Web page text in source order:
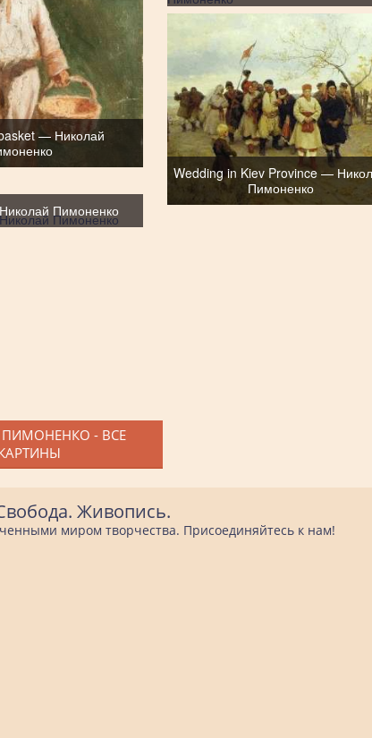
— Николай
Wedding in Kiev Province —
Пимоненко
Пимоненко
- ВСЕ
Живопись.
миром творчества. Присоединяйтесь к нам!